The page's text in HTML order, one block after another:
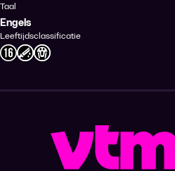
Taal
Engels
Leeftijdsclassificatie